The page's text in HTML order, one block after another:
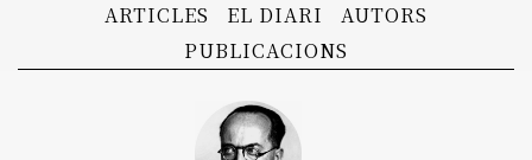
ARTICLES EL DIARI
AUTORS
PUBLICACIONS